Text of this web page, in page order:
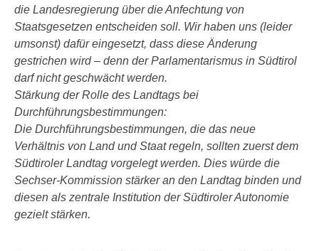
die Landesregierung über die Anfechtung von
Staatsgesetzen entscheiden soll. Wir haben uns (leider
umsonst) dafür eingesetzt, dass diese Änderung
gestrichen wird – denn der Parlamentarismus in Südtirol
darf nicht geschwächt werden.
Stärkung der Rolle des Landtags bei
Durchführungsbestimmungen:
Die Durchführungsbestimmungen, die das neue
Verhältnis von Land und Staat regeln, sollten zuerst dem
Südtiroler Landtag vorgelegt werden. Dies würde die
Sechser-Kommission stärker an den Landtag binden und
diesen als zentrale Institution der Südtiroler Autonomie
gezielt stärken.